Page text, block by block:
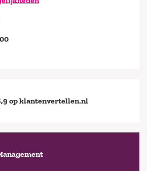
op klantenvertellen.nl